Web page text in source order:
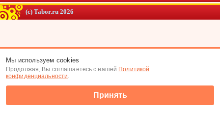
(c) Tabor.ru 2026
Мы используем cookies
Продолжая, Вы соглашаетесь с нашей Политикой
конфиденциальности.
Принять